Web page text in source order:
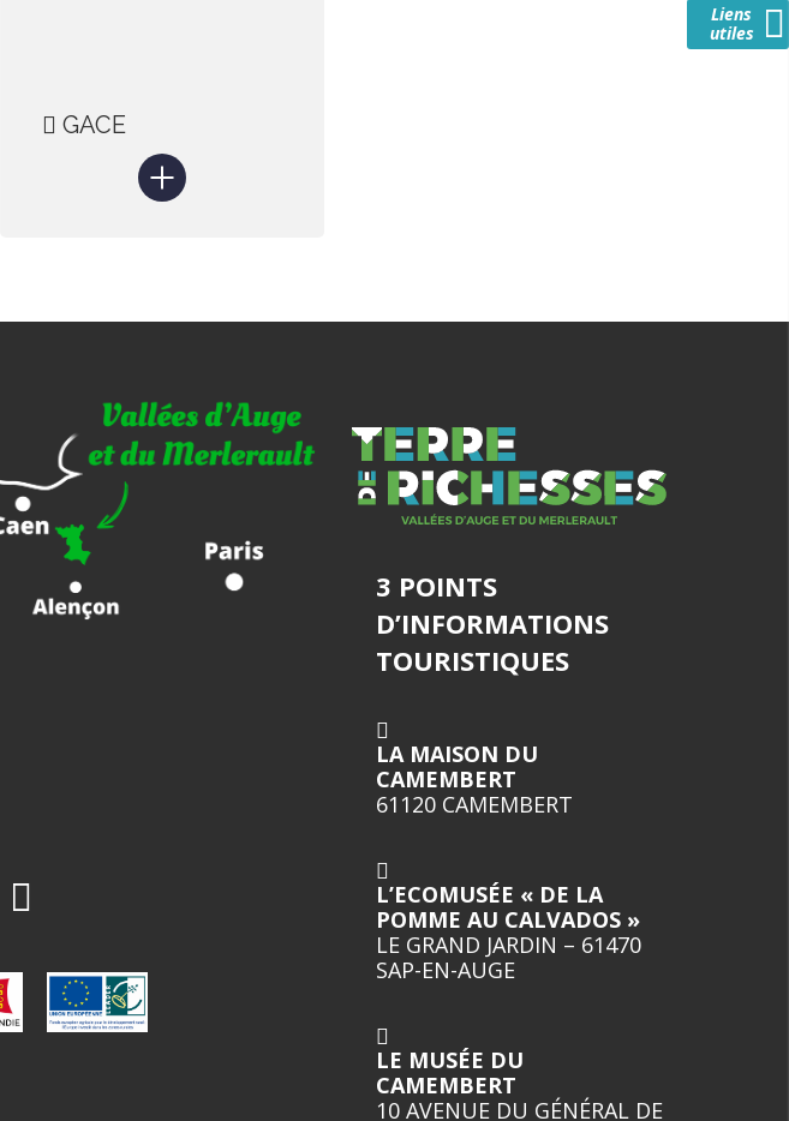
GACE
3 POINTS
D’INFORMATIONS
TOURISTIQUES
LA MAISON DU
CAMEMBERT
61120 CAMEMBERT
L’ECOMUSÉE « DE LA
POMME AU CALVADOS »
LE GRAND JARDIN – 61470
SAP-EN-AUGE
LE MUSÉE DU
CAMEMBERT
10 AVENUE DU GÉNÉRAL DE
Liens
utiles